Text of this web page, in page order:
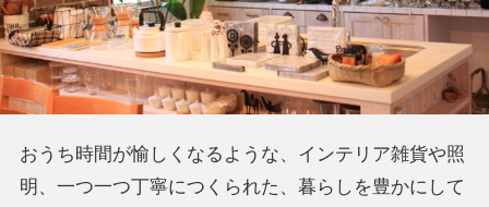
おうち時間が愉しくなるような、インテリア雑貨や照
明、一つ一つ丁寧につくられた、暮らしを豊かにして